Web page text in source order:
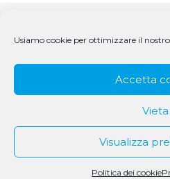
Usiamo cookie per ottimizzare il
Accetta
Vieta
Visualizza
Politica dei cookie
© 1979 - 2025 DS Medigroup